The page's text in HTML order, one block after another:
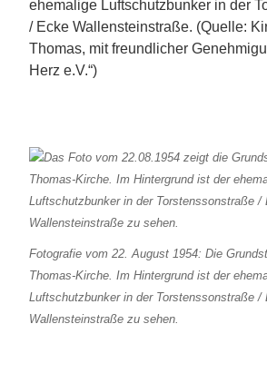
ehemalige Luftschutzbunker in der
/ Ecke Wallensteinstraße. (Quelle:
Thomas, mit freundlicher
Herz e.V.“)
Fotografie vom 22. August 1954: Die
Thomas-Kirche. Im Hintergrund ist der
Luftschutzbunker in der Torstenssonstraße /
Wallensteinstraße zu sehen.